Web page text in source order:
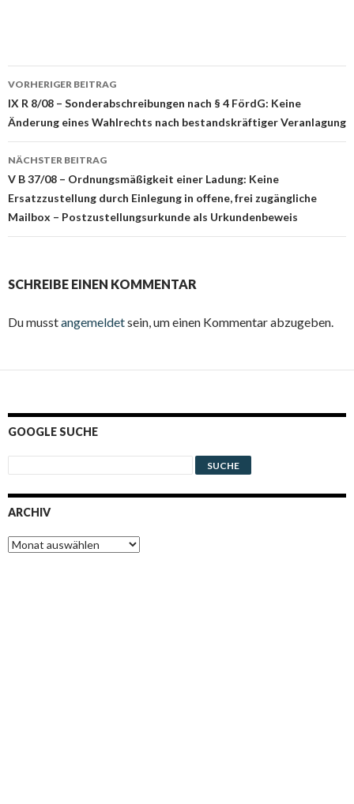
Beitrags-
Navigation
VORHERIGER BEITRAG
IX R 8/08 – Sonderabschreibungen nach § 4 FördG: Keine
Änderung eines Wahlrechts nach bestandskräftiger Veranlagung
NÄCHSTER BEITRAG
V B 37/08 – Ordnungsmäßigkeit einer Ladung: Keine
Ersatzzustellung durch Einlegung in offene, frei zugängliche
Mailbox – Postzustellungsurkunde als Urkundenbeweis
SCHREIBE EINEN KOMMENTAR
Du musstangemeldetsein, um einen Kommentar abzugeben.
GOOGLE SUCHE
ARCHIV
Archiv